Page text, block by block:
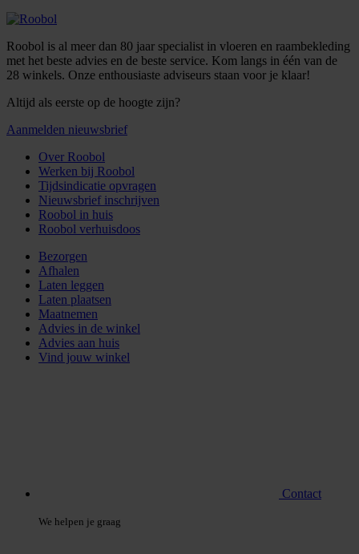
Roobol is al meer dan 80 jaar specialist in vloeren en raambekleding
met het beste advies en de beste service. Kom langs in één van de
28 winkels. Onze enthousiaste adviseurs staan voor je klaar!
Altijd als eerste op de hoogte zijn?
Aanmelden nieuwsbrief
Over Roobol
Werken bij Roobol
Tijdsindicatie opvragen
Nieuwsbrief inschrijven
Roobol in huis
Roobol verhuisdoos
Bezorgen
Afhalen
Laten leggen
Laten plaatsen
Maatnemen
Advies in de winkel
Advies aan huis
Vind jouw winkel
Contact
We helpen je graag